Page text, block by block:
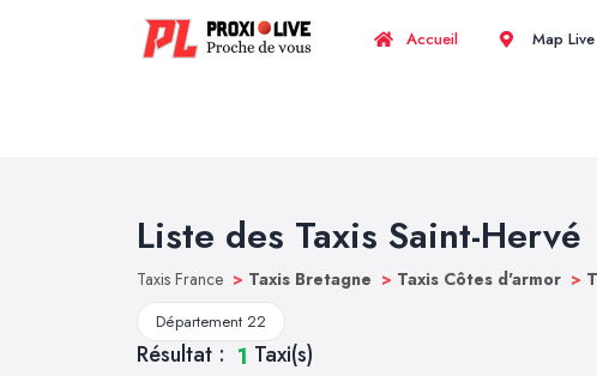
Accueil Map Live
Liste des Taxis Saint-Hervé
Taxis France > Taxis Bretagne > Taxis Côtes d'armor >
Département 22
Résultat : 1 Taxi(s)